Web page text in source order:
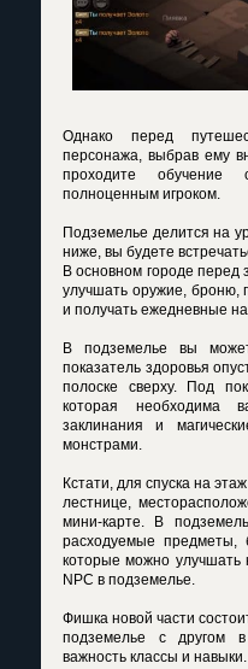
Однако перед
персонажа, выбрав ему
проходите
полноценным игроком.
Подземелье делится на
ниже, вы будете
В основном городе перед
улучшать оружие, броню,
и получать ежедневные
В подземелье вы
показатель здоровья
полоске сверху. Под
которая необходима
заклинания и
монстрами.
Кстати, для спуска на
лестнице,
мини-карте. В
расходуемые
которые можно улучшать
NPC в подземелье.
Фишка новой части
подземелье с другом
важность классы и навыки.